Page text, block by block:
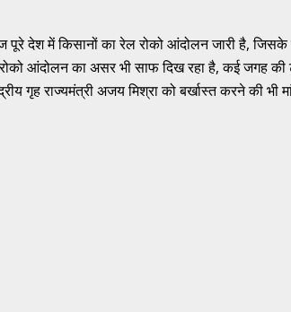
देश में किसानों का रेल रोको आंदोलन जारी है, जिसके
आंदोलन का असर भी साफ दिख रहा है, कई जगह की
गृह राज्यमंत्री अजय मिश्रा को बर्खास्त करने की भी